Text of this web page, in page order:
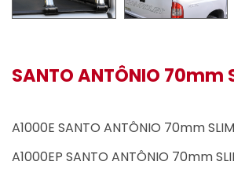
SANTO ANTÔNIO 70mm
A1000E SANTO ANTÔNIO 70mm
A1000EP SANTO ANTÔNIO 70mm